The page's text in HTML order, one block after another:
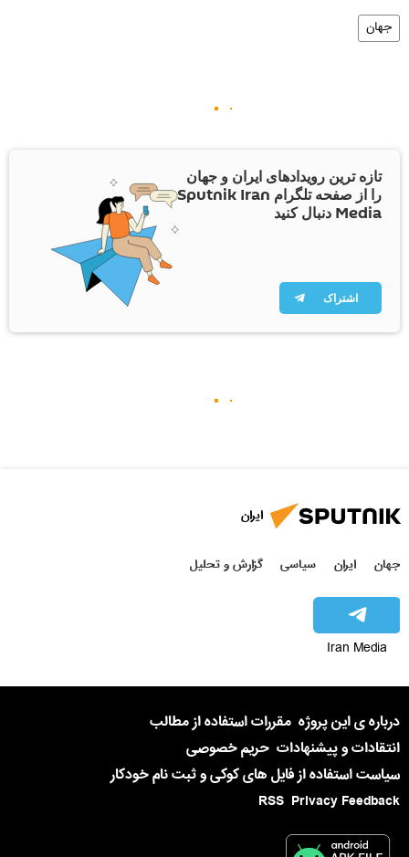
جهان
تازه ترین رویدادهای ایران و جهان
را از صفحه تلگرام Sputnik Iran
Media دنبال کنید
اشتراک
ایران
جهان ایران سیاسی گزارش و تحلیل
Iran Media
درباره ی این پروژه مقررات استفاده از مطالب
انتقادات و پیشنهادات حریم خصوصی
سیاست استفاده از فایل های کوکی و ثبت نام خودکار
Privacy Feedback
RSS